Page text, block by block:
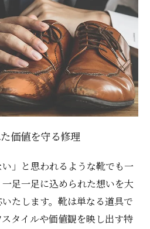
価値を守る修理
い」と思われるような靴でも一
足一足に込められた想いを大
たします。靴は単なる道具で
タイルや価値観を映し出す特